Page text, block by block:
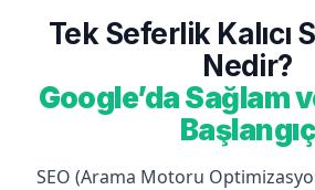
Tek Seferlik Kalıcı
Nedir?
Google’da Sağlam
Başlangıç
SEO (Arama Motoru